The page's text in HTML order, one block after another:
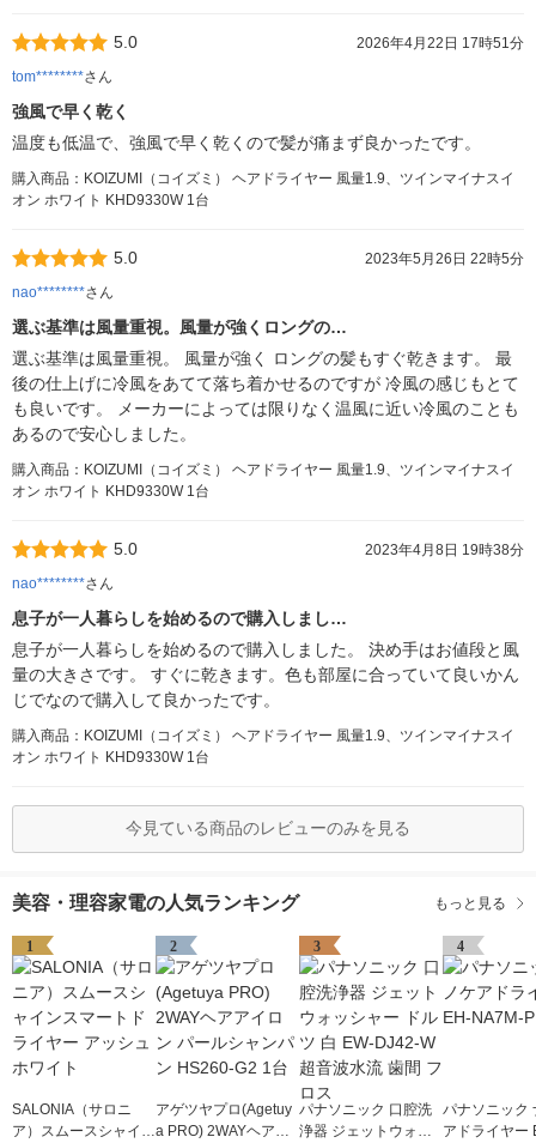
5.0
2026年4月22日 17時51分
tom********さん
強風で早く乾く
温度も低温で、強風で早く乾くので髪が痛まず良かったです。
購入商品：KOIZUMI（コイズミ） ヘアドライヤー 風量1.9、ツインマイナスイ
オン ホワイト KHD9330W 1台
5.0
2023年5月26日 22時5分
nao********さん
選ぶ基準は風量重視。風量が強くロングの…
選ぶ基準は風量重視。 風量が強く ロングの髪もすぐ乾きます。 最
後の仕上げに冷風をあてて落ち着かせるのですが 冷風の感じもとて
も良いです。 メーカーによっては限りなく温風に近い冷風のことも
あるので安心しました。
購入商品：KOIZUMI（コイズミ） ヘアドライヤー 風量1.9、ツインマイナスイ
オン ホワイト KHD9330W 1台
5.0
2023年4月8日 19時38分
nao********さん
息子が一人暮らしを始めるので購入しまし…
息子が一人暮らしを始めるので購入しました。 決め手はお値段と風
量の大きさです。 すぐに乾きます。色も部屋に合っていて良いかん
じでなので購入して良かったです。
購入商品：KOIZUMI（コイズミ） ヘアドライヤー 風量1.9、ツインマイナスイ
オン ホワイト KHD9330W 1台
今見ている商品のレビューのみを見る
美容・理容家電の人気ランキング もっと見る
1
SALONIA（サロニ
ア）スムースシャイン
2
アゲツヤプロ(Agetuy
a PRO) 2WAYヘアア
3
パナソニック 口腔洗
浄器 ジェットウォッ
4
パナソニック
アドライヤー